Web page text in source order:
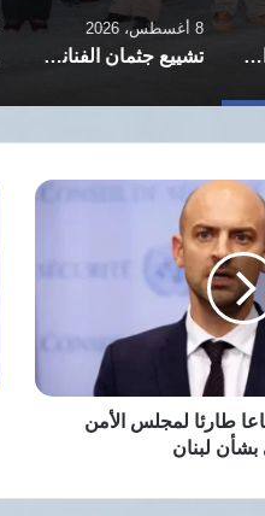
أهالي مخمور بالعراق يحيون الذكرى الثانية عشرة لاستشهاد الصحفية دنيز فرات ودور الإعلام ضد داعش
8 أغسطس، 2026
تشييع جثمان الفنانة الإيرانية جيلا هدايي وسط حزن فني واسع
طارئا لمجلس الأمن
بشأن لبنان